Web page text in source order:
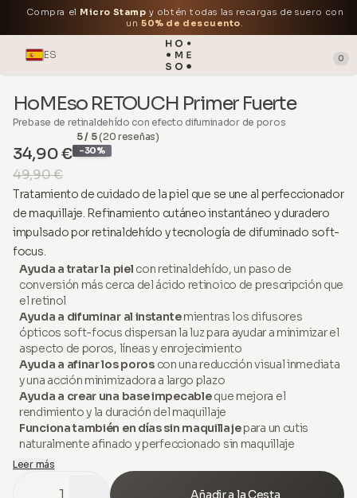
Compra el Micro Stamp y obtén todas las recargas de suero con
un50% de descuento.
ES 0
HoMEso RETOUCH Primer Fuerte
Prebase de retinaldehído con efecto difuminador de poros
5 / 5(20 reseñas)
49,90 €
34,90 € -30%
Tratamiento de cuidado de la piel que se une al perfeccionador
de maquillaje. Refinamiento cutáneo instantáneo y duradero
impulsado por retinaldehído y tecnología de difuminado soft-
focus.
Ayuda a tratar la piel con retinaldehído, un paso de
conversión más cerca del ácido retinoico de prescripción que
el retinol
Ayuda a difuminar al instantemientras los difusores
ópticos soft-focus dispersan la luz para ayudar a minimizar el
aspecto de poros, líneas y enrojecimiento
Ayuda a afinar los poroscon una reducción visual inmediata
y una acción minimizadora a largo plazo
Ayuda a crear una base impecableque mejora el
rendimiento y la duración del maquillaje
Funciona también en días sin maquillajepara un cutis
naturalmente afinado y perfeccionado sin maquillaje
Leer más
Añadir a la Cesta